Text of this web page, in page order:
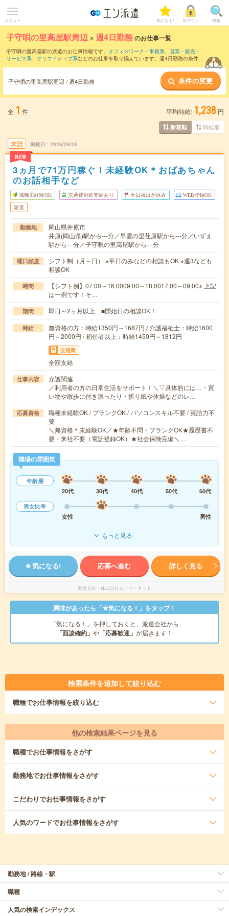
メニュー 気になる! ログイン 検索
子守唄の里高屋駅周辺 ×週4日勤務のお仕事一覧
子守唄の里高屋駅の派遣のお仕事情報です。 オフィスワーク・事務系、 営業・販売・
サービス系、 クリエイティブ系などのお仕事を取り揃えています。週4日勤務の条件の
子守唄の里高屋駅周辺 / 週4日勤務 条件の変更
全 1 件 平均時給: 1,238 円
新着順 時給順
未読
NEW
掲載日 2026/08/06
3ヵ月で71万円稼ぐ！未経験OK＊おばあちゃん
のお話相手など
職種未経験OK 交通費別途支給あり 土日祝日が休み WEB登録OK
派遣
勤務地
岡山県井原市
井原(岡山県)駅から---分／早雲の里荏原駅から---分／いずえ
駅から---分／子守唄の里高屋駅から---分
曜日頻度
シフト制（月～日） ※平日のみなどの相談もOK ※週3なども
相談OK
時間
【シフト例】07:00～16:0009:00～18:0017:00～09:00※ 上記
は一例です！そ…
期間 即日～2ヶ月以上 ■開始日の相談OK！
時給
無資格の方：時給1350円～1687円 / 介護福祉士：時給1600
円～2000円 / 初任者以上：時給1450円～1812円
交通費
全額支給
仕事内容
介護関連
／利用者の方の日常生活をサポート！＼▽具体的には…・買
い物や散歩に付き添ったり・折り紙や体操などのレ…
応募資格
職種未経験OK / ブランクOK / パソコンスキル不要 / 英語力不
要
＼無資格＊未経験OK／★年齢不問・ブランクOK★履歴書不
要・来社不要（電話登録OK）★社会保険完備＼…
職場の雰囲気
年齢層
20代
30代 40代 50代
60代
男女比率
女性
男性
もっと見る
気になる! 応募へ進む 詳しく見る
派遣会社 株式会社ニッソーネット
興味があったら「★気になる！」をタップ！
「気になる！」を押しておくと、派遣会社から
「面談確約」 や 「応募歓迎」 が届きます！
検索条件を追加して絞り込む
職種でお仕事情報を絞り込む
他の検索結果ページを見る
職種でお仕事情報をさがす
勤務地でお仕事情報をさがす
こだわりでお仕事情報をさがす
人気のワードでお仕事情報をさがす
勤務地 / 路線・駅
職種
人気の検索インデックス